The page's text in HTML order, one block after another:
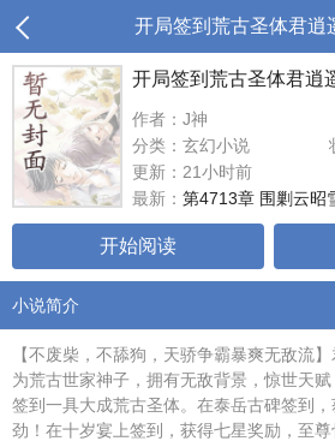
开局签到荒古圣体君逍
开局签到荒古圣体君逍
作者：J神
分类：玄幻小说
更新：21小时前
最新： 第4713章 围剿云昭雪，
开始阅读
小说简介
【不废柴，不舔狗，天骄争霸暴爽无敌流
为荒古世家神子，拥有无敌背景，惊世天
签到一具大成荒古圣体。在泰岳古碑签到
劲！在十岁宴上签到，获得七星奖励，至